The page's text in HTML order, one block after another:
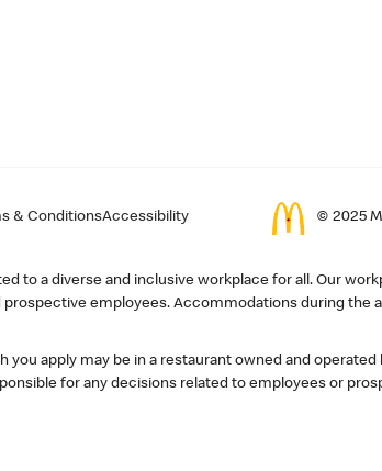
& ConditionsAccessibility © 2025
to a diverse and inclusive workplace for all. Our
employees. Accommodations during the
apply may be in a restaurant owned and
for any decisions related to employees or